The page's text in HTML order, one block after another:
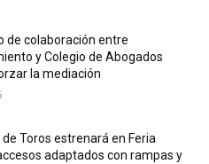
de colaboración entre
y Colegio de Abogados
la mediación
de Toros estrenará en Feria
adaptados con rampas y